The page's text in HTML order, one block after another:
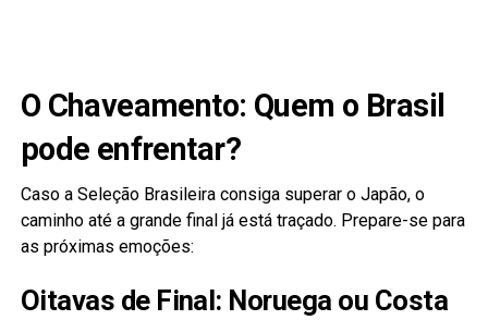
O Chaveamento: Quem o Brasil
pode enfrentar?
Caso a Seleção Brasileira consiga superar o Japão, o
caminho até a grande final já está traçado. Prepare-se para
as próximas emoções:
Oitavas de Final: Noruega ou Costa